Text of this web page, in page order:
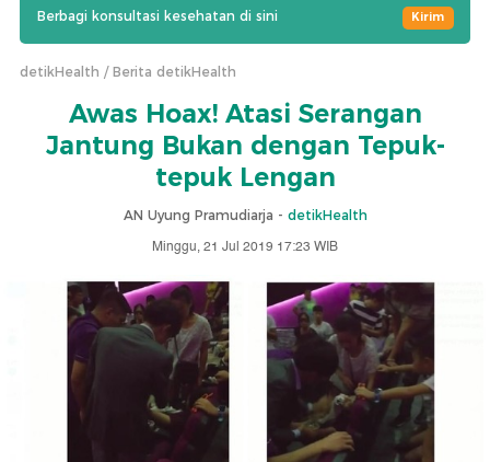
Berbagi konsultasi kesehatan di sini Kirim
detikHealth Berita detikHealth
Awas Hoax! Atasi Serangan
Jantung Bukan dengan Tepuk-
tepuk Lengan
AN Uyung Pramudiarja - detikHealth
Minggu, 21 Jul 2019 17:23 WIB